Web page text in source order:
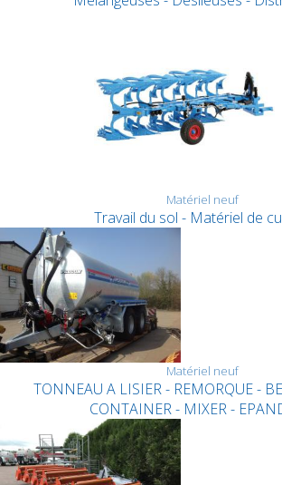
Matériel neuf
Travail du sol - Matériel de
Matériel neuf
TONNEAU A LISIER - REMORQUE -
CONTAINER - MIXER -